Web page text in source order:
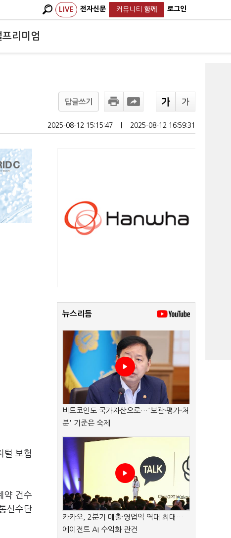
LIVE 전자신문 커뮤니티 함께 로그인
프리미엄
답글쓰기
2025-08-12 15:15:47 2025-08-12 16:59:31
털 보험
약 건수
신수단
뉴스리듬
비트코인도 국가자산으로…'보관·평가·처
분' 기준은 숙제
카카오, 2분기 매출·영업익 역대 최대…
에이전트 AI 수익화 관건